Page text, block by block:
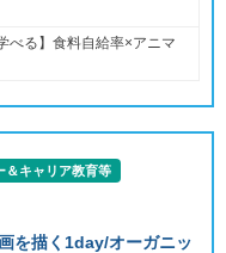
べる】食料自給率×アニマ
＆キャリア教育等
を描く1day/オーガニッ